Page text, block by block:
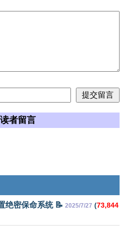
读者留言
绝密保命系统 📝 2025/7/27 (73,844